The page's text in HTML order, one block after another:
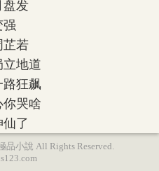
盘发
强
芷若
地道
路狂飙
哭啥
了
小說 All Rights Reserved.